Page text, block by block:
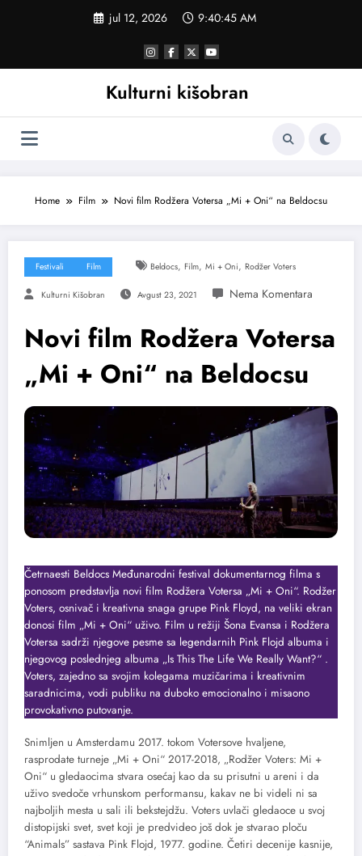
jul 12, 2026 9:40:45 AM
Kulturni kišobran
Home Film Novi film Rodžera Votersa „Mi + Oni“ na Beldocsu
Festivali Film Beldocs, Film, Mi + Oni, Rodžer Voters
Kulturni Kišobran Avgust 23, 2021
Novi film Rodžera Votersa
„Mi + Oni“ na Beldocsu
Četrnaesti Beldocs Međunarodni festival dokumentarnog filma s
ponosom predstavlja novi film Rodžera Votersa „Mi + Oni“. Rodžer
Voters, osnivač i kreativna snaga grupe Pink Floyd, na veliki ekran
donosi film „Mi + Oni“ uživo. Film u režiji Šona Evansa i Rodžera
Votersa sadrži njegove pesme sa legendarnih Pink Flojd albuma i
njegovog poslednjeg albuma „Is This The Life We Really Want?“ .
Voters, zajedno sa svojim kolegama muzičarima i kreativnim
saradnicima, vodi publiku na duboko emocionalno i misaono
provokativno putovanje.
Snimljen u Amsterdamu 2017. tokom Votersove hvaljene,
rasprodate turneje „Mi + Oni“ 2017-2018, „Rodžer Voters: Mi +
Oni“ u gledaocima stvara osećaj kao da su prisutni u areni i da
uživo svedoče vrhunskom performansu, kakav ne bi videli ni sa
najboljih mesta u sali ili bekstejdžu. Voters uvlači gledaoce u svoj
distopijski svet, svet koji je predvideo još dok je stvarao ploču
“Animals” sastava Pink Flojd, 1977. godine. Četiri decenije kasnije,